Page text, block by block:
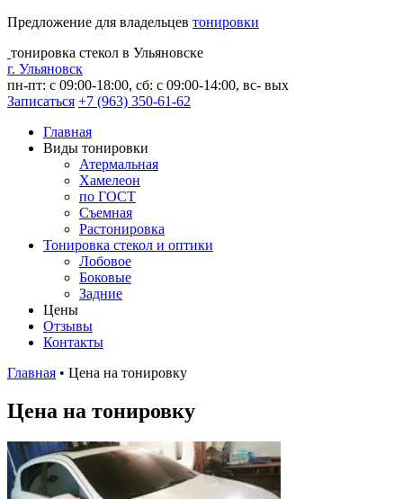
Предложение для владельцев тонировки
тонировка стекол в Ульяновске
г. Ульяновск
пн-пт: с 09:00-18:00, сб: с 09:00-14:00, вс- вых
Записаться +7 (963) 350-61-62
Главная
Виды тонировки
Атермальная
Хамелеон
по ГОСТ
Съемная
Растонировка
Тонировка стекол и оптики
Лобовое
Боковые
Задние
Цены
Отзывы
Контакты
Главная • Цена на тонировку
Цена на тонировку